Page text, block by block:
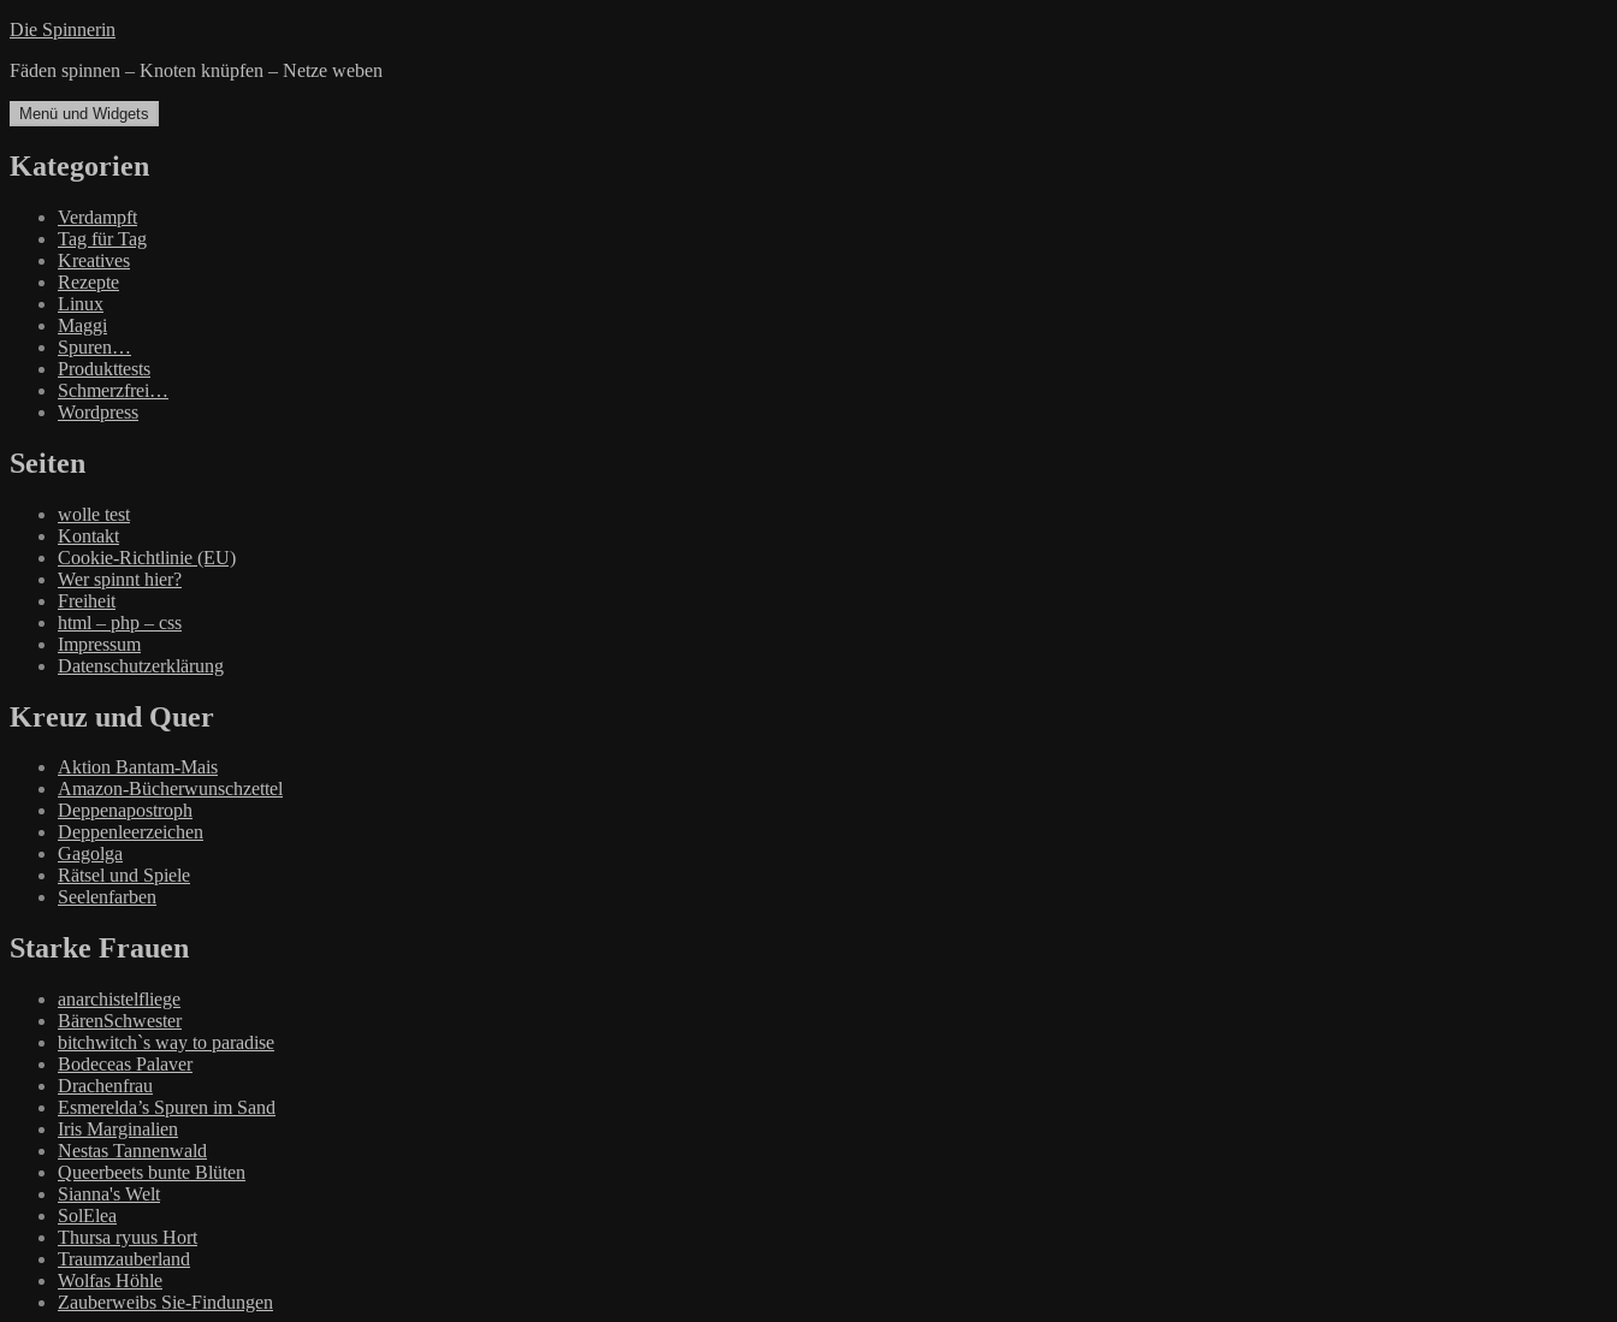
Zum
springen
Die Spinnerin
Fäden spinnen – Knoten knüpfen – Netze weben
Menü und Widgets
Kategorien
Verdampft
Tag für Tag
Kreatives
Rezepte
Linux
Maggi
Spuren…
Produkttests
Schmerzfrei…
Wordpress
Seiten
wolle test
Kontakt
Cookie-Richtlinie (EU)
Wer spinnt hier?
Freiheit
html – php – css
Impressum
Datenschutzerklärung
Kreuz und Quer
Aktion Bantam-Mais
Amazon-Bücherwunschzettel
Deppenapostroph
Deppenleerzeichen
Gagolga
Rätsel und Spiele
Seelenfarben
Starke Frauen
anarchistelfliege
BärenSchwester
bitchwitch`s way to paradise
Bodeceas Palaver
Drachenfrau
Esmerelda’s Spuren im Sand
Iris Marginalien
Nestas Tannenwald
Queerbeets bunte Blüten
Sianna's Welt
SolElea
Thursa ryuus Hort
Traumzauberland
Wolfas Höhle
Zauberweibs Sie-Findungen